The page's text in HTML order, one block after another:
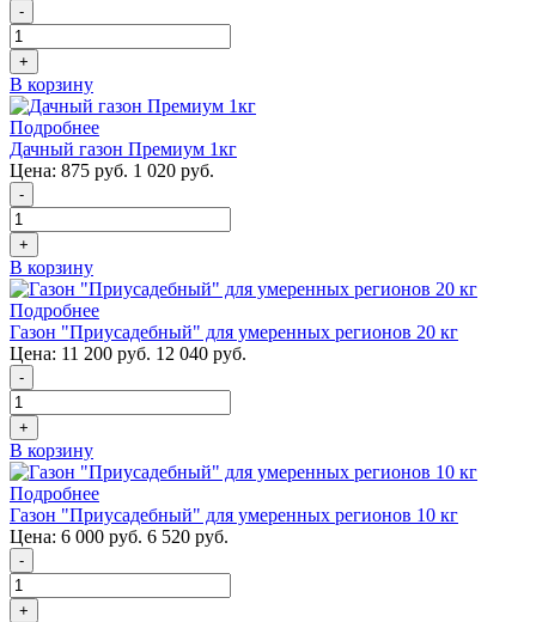
-
+
В корзину
Подробнее
Дачный газон Премиум 1кг
Цена: 875 руб. 1 020 руб.
-
+
В корзину
Подробнее
Газон "Приусадебный" для умеренных регионов 20 кг
Цена: 11 200 руб. 12 040 руб.
-
+
В корзину
Подробнее
Газон "Приусадебный" для умеренных регионов 10 кг
Цена: 6 000 руб. 6 520 руб.
-
+